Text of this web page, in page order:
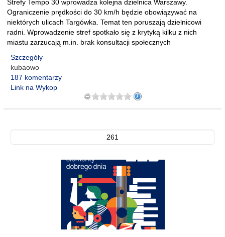
Strefy Tempo 30 wprowadza kolejna dzielnica Warszawy.
Ograniczenie prędkości do 30 km/h będzie obowiązywać na
niektórych ulicach Targówka. Temat ten poruszają dzielnicowi
radni. Wprowadzenie stref spotkało się z krytyką kilku z nich
miastu zarzucają m.in. brak konsultacji społecznych
Szczegóły
kubaowo
187 komentarzy
Link na Wykop
261